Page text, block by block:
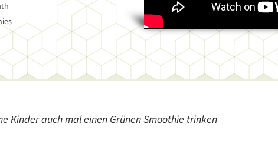
Kinder auch mal einen Grünen Smoothie trinken